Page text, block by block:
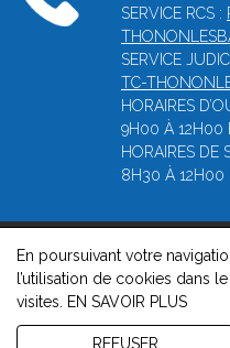
SERVICE RCS :
SERVICE
TC-
HORAIRES
9H00 À 12H00
HORAIRES DE
8H30 À 12H00
© 2026, Greffe du Tribunal
-Mentions légales- Contact
de
En poursuivant votre
l’utilisation de cookies dans
visites.
EN SAVOIR PLUS
REFUSER